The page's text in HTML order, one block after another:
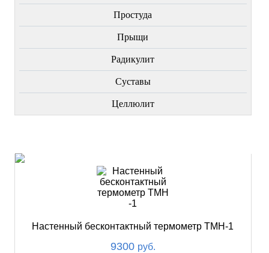
Простуда
Прыщи
Радикулит
Суставы
Целлюлит
Настенный бесконтактный термометр ТМН-1
9300 руб.